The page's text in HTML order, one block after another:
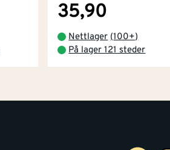
35,90
Nettlager (100+)
På lager 121 steder